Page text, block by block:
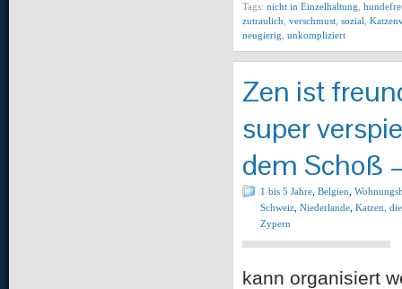
Tags: nicht in Einzelhaltung
zutraulich verschmust sozial
neugierig unkompliziert
Zen ist
super
dem Schoß
1 bis 5 Jahre Belgien
Schweiz Niederlande Katzen,
Zypern
kann